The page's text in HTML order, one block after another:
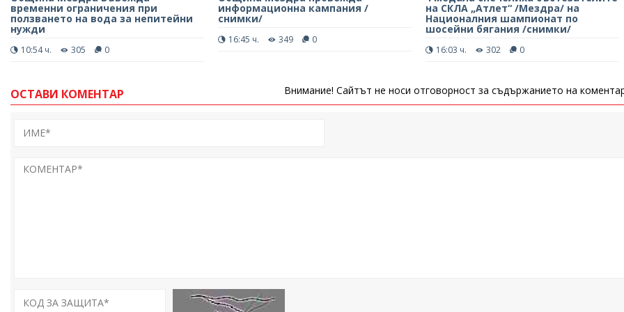
временни ограничения при
ползването на вода за непитейни
нужди
10:54 ч. 305 0
информационна кампания /
снимки/
16:45 ч. 349 0
на СКЛА „Атлет“ /Мездра/ на
Националния шампионат по
шосейни бягания /снимки/
16:03 ч. 302 0
ОСТАВИ КОМЕНТАР Внимание! Сайтът не носи отговорност за съдържанието на